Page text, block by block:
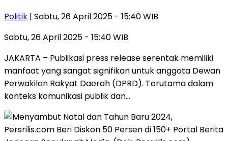
Politik | Sabtu, 26 April 2025 - 15:40 WIB
Sabtu, 26 April 2025 - 15:40 WIB
JAKARTA – Publikasi press release serentak memiliki
manfaat yang sangat signifikan untuk anggota Dewan
Perwakilan Rakyat Daerah (DPRD). Terutama dalam
konteks komunikasi publik dan…